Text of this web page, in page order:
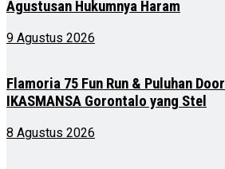
Agustusan Hukumnya Haram
9 Agustus 2026
Flamoria 75 Fun Run & Puluhan
IKASMANSA Gorontalo yang Stel
8 Agustus 2026